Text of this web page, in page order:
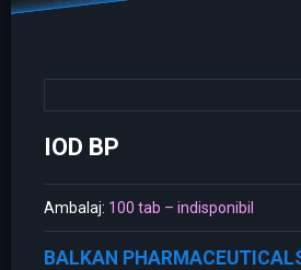
IOD BP
Ambalaj: 100 tab – indisponibil
BALKAN